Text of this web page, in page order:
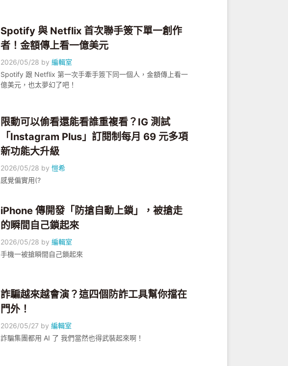
Spotify 與 Netflix 首次聯手簽下單一創作
者！金額傳上看一億美元
2026/05/28 by編輯室
Spotify 跟 Netflix 第一次手牽手簽下同一個人，金額傳上看一
億美元，也太夢幻了吧！
限動可以偷看還能看誰重複看？IG 測試
「Instagram Plus」訂閱制每月 69 元多項
新功能大升級
2026/05/28 by愷希
感覺偏實用(?
iPhone 傳開發「防搶自動上鎖」，被搶走
的瞬間自己鎖起來
2026/05/28 by編輯室
手機一被搶瞬間自己鎖起來
詐騙越來越會演？這四個防詐工具幫你擋在
門外！
2026/05/27 by編輯室
詐騙集團都用 AI 了 我們當然也得武裝起來啊！